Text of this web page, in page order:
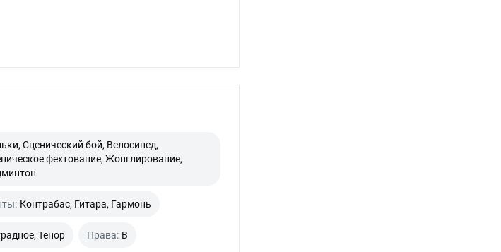
Сценический бой, Велосипед,
фехтование, Жонглирование,
Контрабас, Гитара, Гармонь
Тенор Права: B